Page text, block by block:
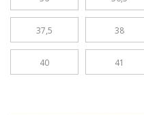
37,5 38
40 41